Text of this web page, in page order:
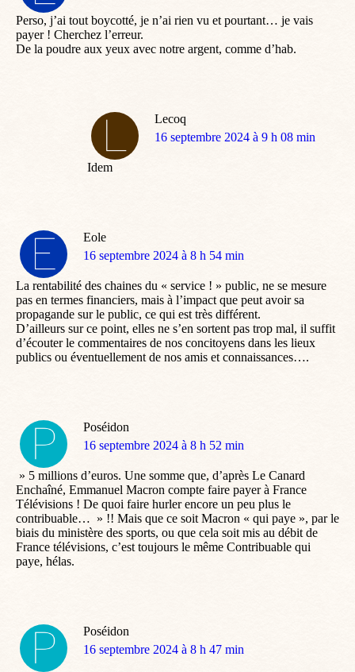
Perso, j’ai tout boycotté, je n’ai rien vu et pourtant… je vais
payer ! Cherchez l’erreur.
De la poudre aux yeux avec notre argent, comme d’hab.
Lecoq
dit
16 septembre 2024 à 9 h 08 min
Idem
Eole
dit
16 septembre 2024 à 8 h 54 min
La rentabilité des chaines du « service ! » public, ne se mesure
pas en termes financiers, mais à l’impact que peut avoir sa
propagande sur le public, ce qui est très différent.
D’ailleurs sur ce point, elles ne s’en sortent pas trop mal, il suffit
d’écouter le commentaires de nos concitoyens dans les lieux
publics ou éventuellement de nos amis et connaissances….
Poséidon
dit
16 septembre 2024 à 8 h 52 min
» 5 millions d’euros. Une somme que, d’après Le Canard
Enchaîné, Emmanuel Macron compte faire payer à France
Télévisions ! De quoi faire hurler encore un peu plus le
contribuable… » !! Mais que ce soit Macron « qui paye », par le
biais du ministère des sports, ou que cela soit mis au débit de
France télévisions, c’est toujours le même Contribuable qui
paye, hélas.
Poséidon
dit
16 septembre 2024 à 8 h 47 min